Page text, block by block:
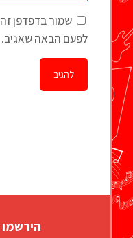
שמור בדפדפן
לפעם הבאה שאגיב.